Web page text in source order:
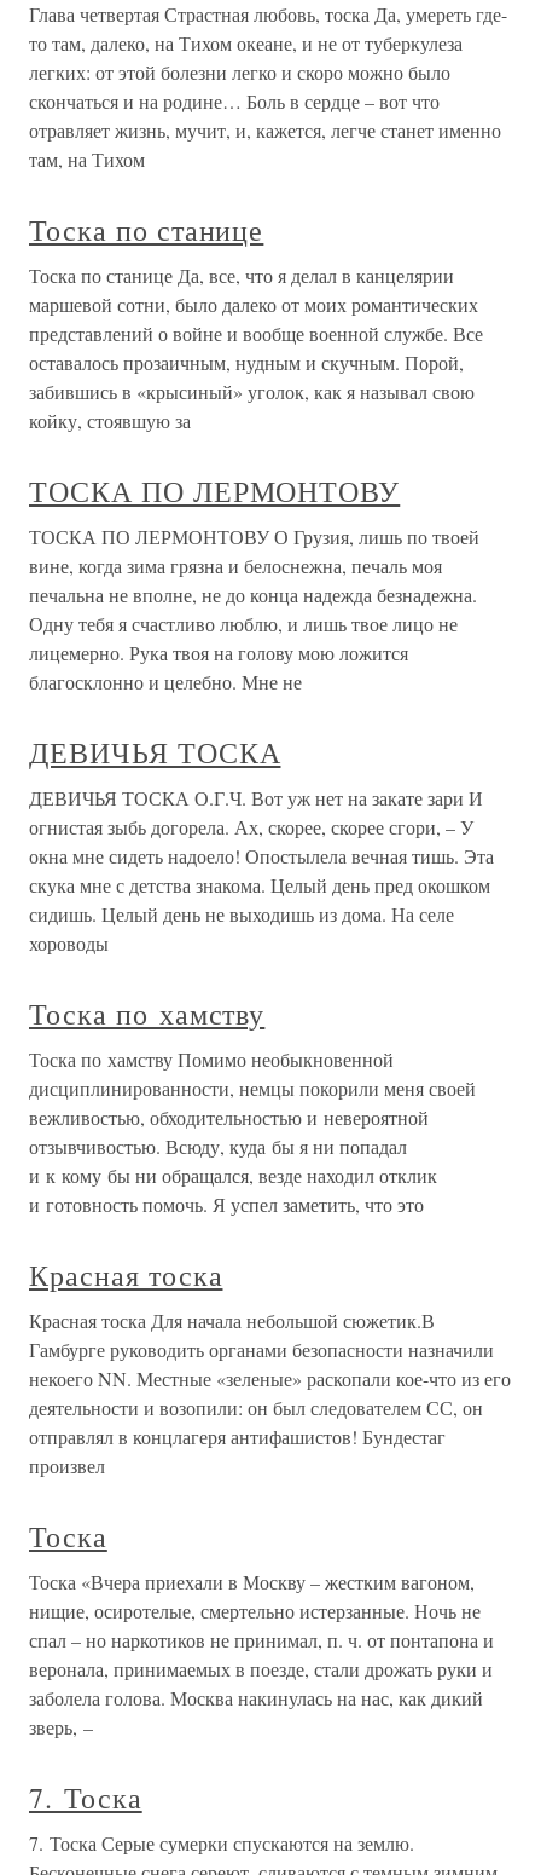
Глава четвертая Страстная любовь, тоска Да, умереть где-
то там, далеко, на Тихом океане, и не от туберкулеза
легких: от этой болезни легко и скоро можно было
скончаться и на родине… Боль в сердце – вот что
отравляет жизнь, мучит, и, кажется, легче станет именно
там, на Тихом
Тоска по станице
Тоска по станице Да, все, что я делал в канцелярии
маршевой сотни, было далеко от моих романтических
представлений о войне и вообще военной службе. Все
оставалось прозаичным, нудным и скучным. Порой,
забившись в «крысиный» уголок, как я называл свою
койку, стоявшую за
ТОСКА ПО ЛЕРМОНТОВУ
ТОСКА ПО ЛЕРМОНТОВУ О Грузия, лишь по твоей
вине, когда зима грязна и белоснежна, печаль моя
печальна не вполне, не до конца надежда безнадежна.
Одну тебя я счастливо люблю, и лишь твое лицо не
лицемерно. Рука твоя на голову мою ложится
благосклонно и целебно. Мне не
ДЕВИЧЬЯ ТОСКА
ДЕВИЧЬЯ ТОСКА О.Г.Ч. Вот уж нет на закате зари И
огнистая зыбь догорела. Ах, скорее, скорее сгори, – У
окна мне сидеть надоело! Опостылела вечная тишь. Эта
скука мне с детства знакома. Целый день пред окошком
сидишь. Целый день не выходишь из дома. На селе
хороводы
Тоска по хамству
Тоска по хамству Помимо необыкновенной
дисциплинированности, немцы покорили меня своей
вежливостью, обходительностью и невероятной
отзывчивостью. Всюду, куда бы я ни попадал
и к кому бы ни обращался, везде находил отклик
и готовность помочь. Я успел заметить, что это
Красная тоска
Красная тоска Для начала небольшой сюжетик.В
Гамбурге руководить органами безопасности назначили
некоего NN. Местные «зеленые» раскопали кое-что из его
деятельности и возопили: он был следователем СС, он
отправлял в концлагеря антифашистов! Бундестаг
произвел
Тоска
Тоска «Вчера приехали в Москву – жестким вагоном,
нищие, осиротелые, смертельно истерзанные. Ночь не
спал – но наркотиков не принимал, п. ч. от понтапона и
веронала, принимаемых в поезде, стали дрожать руки и
заболела голова. Москва накинулась на нас, как дикий
зверь, –
7. Тоска
7. Тоска Серые сумерки спускаются на землю.